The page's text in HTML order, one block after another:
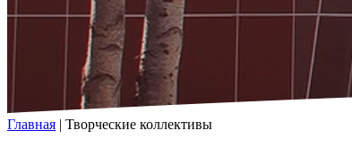
Главная | Творческие коллективы